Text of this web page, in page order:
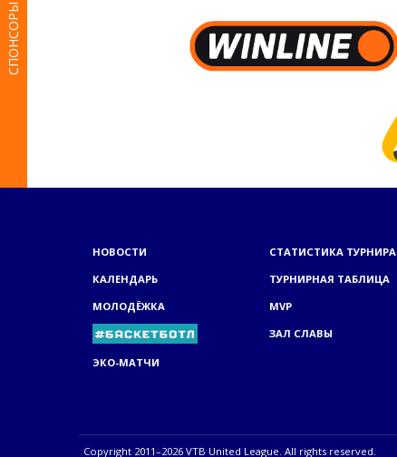
СПОНСОРЫ
НОВОСТИ
КАЛЕНДАРЬ
МОЛОДЁЖКА
ЭКО-МАТЧИ
СТАТИСТИКА ТУРНИРА
ТУРНИРНАЯ ТАБЛИЦА
MVP
ЗАЛ СЛАВЫ
Copyright 2011–2026 VTB United League. All rights reserved.